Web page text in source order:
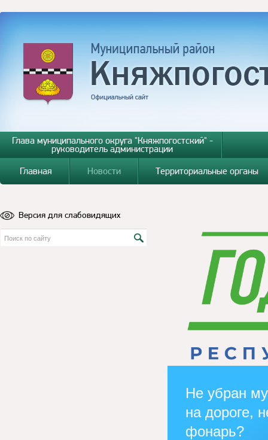
Глава муниципального округа "Княжпогостский" -
руководитель администрации
Главная
Новости Территориальные органы
Версия для слабовидящих
Не убран
на дороге,
фонарь?